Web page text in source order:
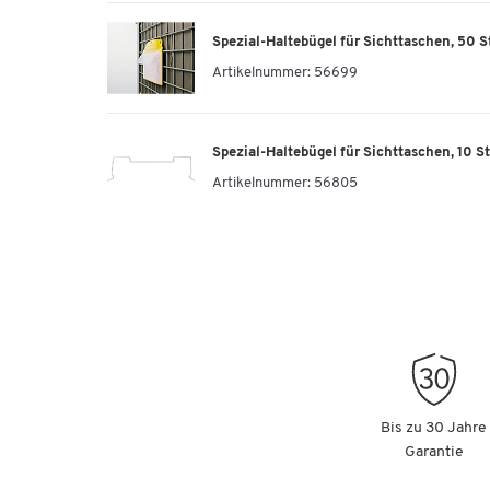
Orgatex Sichttaschen, m. Klappe, A4
Artikelnummer: 56070
Orgatex Sichttaschen, m. Klappe, A5 quer,
Artikelnummer: 56287
Orgatex Sichttaschen, m. Klappe, A5 quer,
Spezial-Haltebügel für Sichttaschen, 50
Artikelnummer: 56699
Spezial-Haltebügel für Sichttaschen, 10
Artikelnummer: 56805
Bis zu 30 Jahre
Garantie